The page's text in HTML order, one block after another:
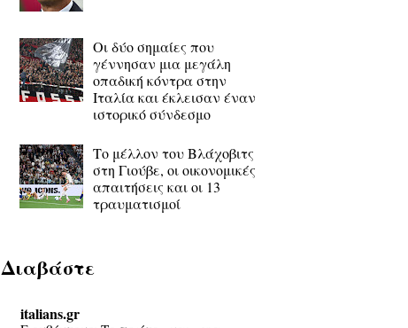
Οι δύο σημαίες που
γέννησαν μια μεγάλη
οπαδική κόντρα στην
Ιταλία και έκλεισαν έναν
ιστορικό σύνδεσμο
Το μέλλον του Βλάχοβιτς
στη Γιούβε, οι οικονομικές
απαιτήσεις και οι 13
τραυματισμοί
Διαβάστε
italians.gr